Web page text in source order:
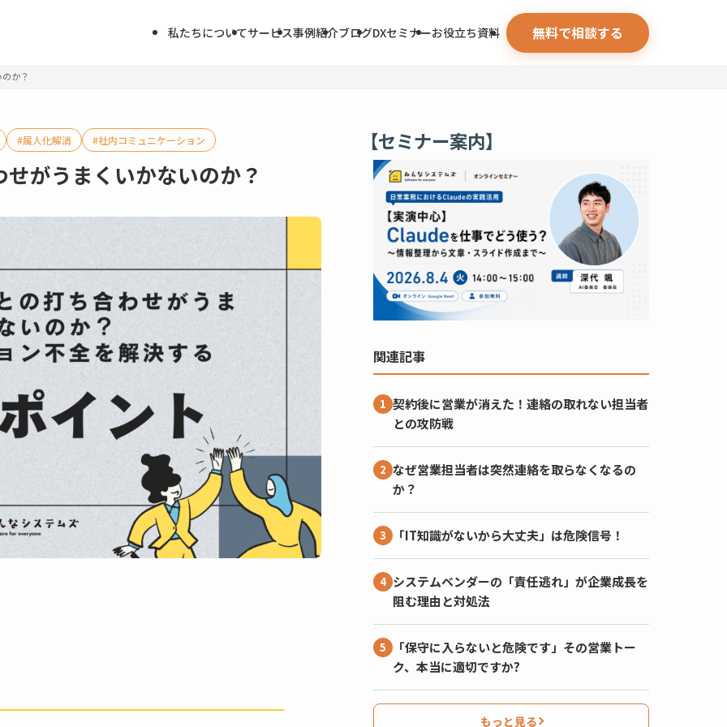
私たちについてサービス事例紹介ブログDXセミナーお役立ち資料 無料で相談する
か？
属人化解消 社内コミュニケーション
がうまくいかないのか？
【セミナー案内】
関連記事
契約後に営業が消えた！連絡の取れない担当者
との攻防戦
なぜ営業担当者は突然連絡を取らなくなるの
か？
「IT知識がないから大丈夫」は危険信号！
システムベンダーの「責任逃れ」が企業成長を
阻む理由と対処法
「保守に入らないと危険です」その営業トー
ク、本当に適切ですか?
もっと見る